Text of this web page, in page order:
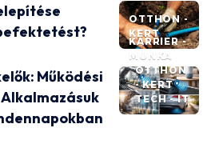
OTTHON -
KERT
KARRIER -
MUNKA
OTTHON
- KERT
TECH - IT
Működési
Alkalmazásuk